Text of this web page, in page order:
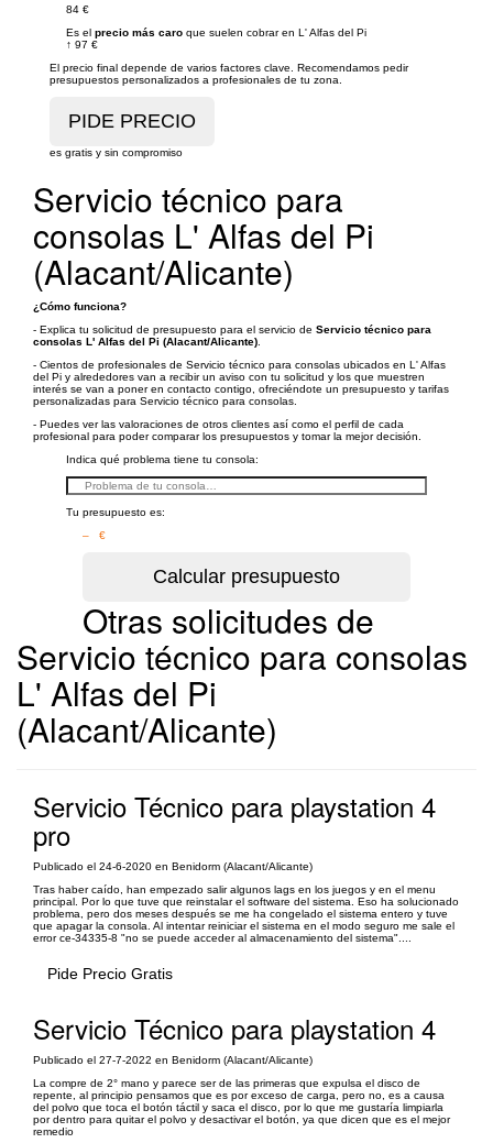
84 €
Es el precio más caro que suelen cobrar en L' Alfas del Pi
↑ 97 €
El precio final depende de varios factores clave. Recomendamos pedir
presupuestos personalizados a profesionales de tu zona.
es gratis y sin compromiso
Servicio técnico para
consolas L' Alfas del Pi
(Alacant/Alicante)
¿Cómo funciona?
- Explica tu solicitud de presupuesto para el servicio de Servicio técnico para
consolas L' Alfas del Pi (Alacant/Alicante)
- Cientos de profesionales de Servicio técnico para consolas ubicados en L' Alfas
del Pi y alrededores van a recibir un aviso con tu solicitud y los que muestren
interés se van a poner en contacto contigo, ofreciéndote un presupuesto y tarifas
personalizadas para Servicio técnico para consolas.
- Puedes ver las valoraciones de otros clientes así como el perfil de cada
profesional para poder comparar los presupuestos y tomar la mejor decisión.
Indica qué problema tiene tu consola:
Tu presupuesto es:
– €
Otras solicitudes de
Servicio técnico para consolas
L' Alfas del Pi
(Alacant/Alicante)
Servicio Técnico para playstation 4
pro
Publicado el 24-6-2020 en Benidorm (Alacant/Alicante)
Tras haber caído, han empezado salir algunos lags en los juegos y en el menu
principal. Por lo que tuve que reinstalar el software del sistema. Eso ha solucionado
problema, pero dos meses después se me ha congelado el sistema entero y tuve
que apagar la consola. Al intentar reiniciar el sistema en el modo seguro me sale el
error ce-34335-8 "no se puede acceder al almacenamiento del sistema"....
Pide Precio Gratis
Servicio Técnico para playstation 4
Publicado el 27-7-2022 en Benidorm (Alacant/Alicante)
La compre de 2° mano y parece ser de las primeras que expulsa el disco de
repente, al principio pensamos que es por exceso de carga, pero no, es a causa
del polvo que toca el botón táctil y saca el disco, por lo que me gustaría limpiarla
por dentro para quitar el polvo y desactivar el botón, ya que dicen que es el mejor
remedio